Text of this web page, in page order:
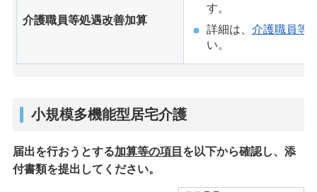
介護職員等処遇改善加算
す。
詳細は、 介護職員等
い。
小規模多機能型居宅介護
届出を行おうとする加算等の項目 を以下から確認し、添
付書類を提出してください。